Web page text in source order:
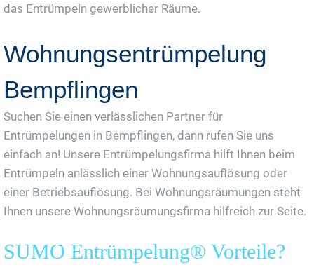
das Entrümpeln gewerblicher Räume.
Wohnungsentrümpelung
Bempflingen
Suchen Sie einen verlässlichen Partner für
Entrümpelungen in Bempflingen, dann rufen Sie uns
einfach an! Unsere Entrümpelungsfirma hilft Ihnen beim
Entrümpeln anlässlich einer Wohnungsauflösung oder
einer Betriebsauflösung. Bei Wohnungsräumungen steht
Ihnen unsere Wohnungsräumungsfirma hilfreich zur Seite.
SUMO Entrümpelung® Vorteile?